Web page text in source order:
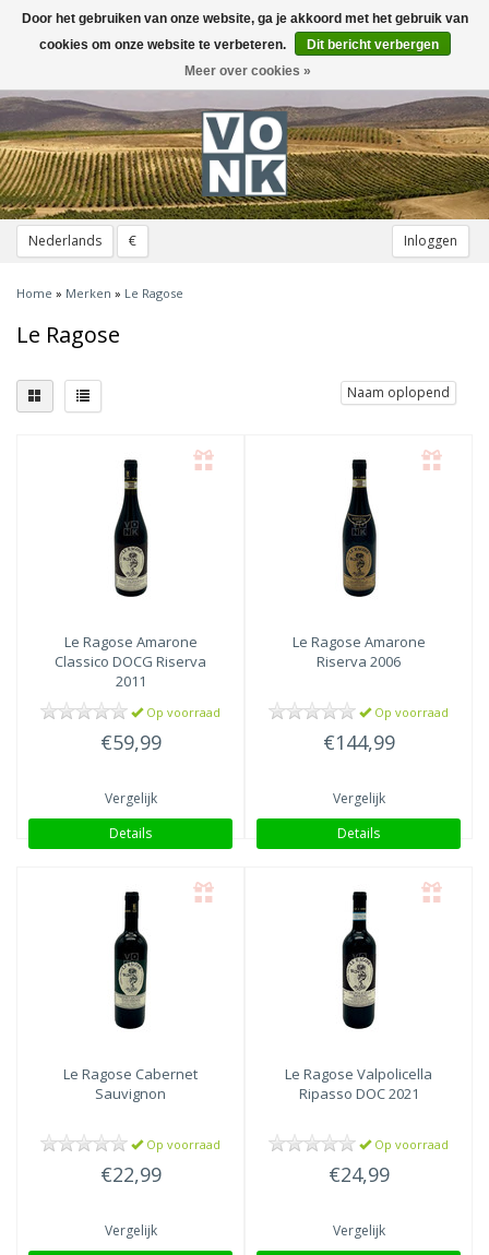
Nederlands € Inloggen
Toggle
navigation
Home » Merken » Le Ragose
Le Ragose
Naam oplopend
Le Ragose Amarone
Classico DOCG Riserva
2011
Op voorraad
€59,99
Vergelijk
Details
Le Ragose Amarone
Riserva 2006
Op voorraad
€144,99
Vergelijk
Details
Le Ragose Cabernet
Sauvignon
Op voorraad
€22,99
Vergelijk
Le Ragose Valpolicella
Ripasso DOC 2021
Op voorraad
€24,99
Vergelijk
Door het gebruiken van onze website, ga je akkoord met het gebruik van
cookies om onze website te verbeteren.
Dit bericht verbergen
Meer over cookies »